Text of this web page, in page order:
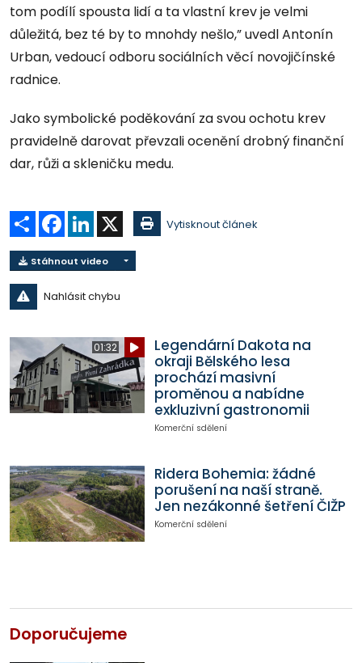
tom podílí spousta lidí a ta vlastní krev je velmi
důležitá, bez té by to mnohdy nešlo,” uvedl Antonín
Urban, vedoucí odboru sociálních věcí novojičínské
radnice.
Jako symbolické poděkování za svou ochotu krev
pravidelně darovat převzali ocenění drobný finanční
dar, růži a skleničku medu.
Sdílet Facebook
LinkedIn Vytisknout článek
Stáhnout video
Nahlásit chybu
01:32
Legendární Dakota na
okraji Bělského lesa
prochází masivní
proměnou a nabídne
exkluzivní gastronomii
Komerční sdělení
Ridera Bohemia: žádné
porušení na naší straně.
Jen nezákonné šetření ČIŽP
Komerční sdělení
Doporučujeme